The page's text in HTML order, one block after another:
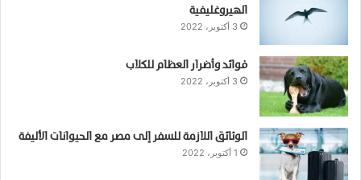
الهيروغليفية
3 أكتوبر، 2022
فوائد وأضرار العظام للكلاب
3 أكتوبر، 2022
الوثائق اللازمة للسفر إلى مصر مع الحيوانات الأليفة
1 أكتوبر، 2022